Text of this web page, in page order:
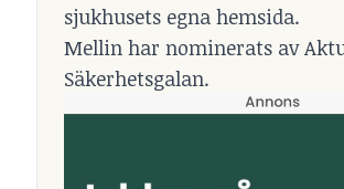
sjukhusets egna hemsida.
Mellin har nominerats av
Säkerhetsgalan.